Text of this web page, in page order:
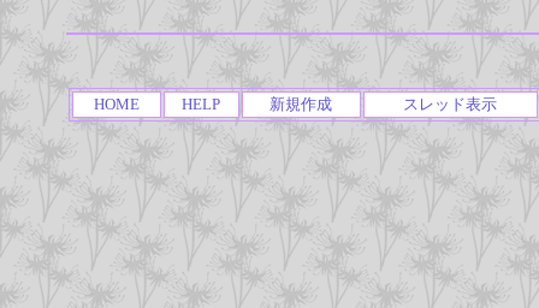
HOME HELP 新規作成 スレッド表示